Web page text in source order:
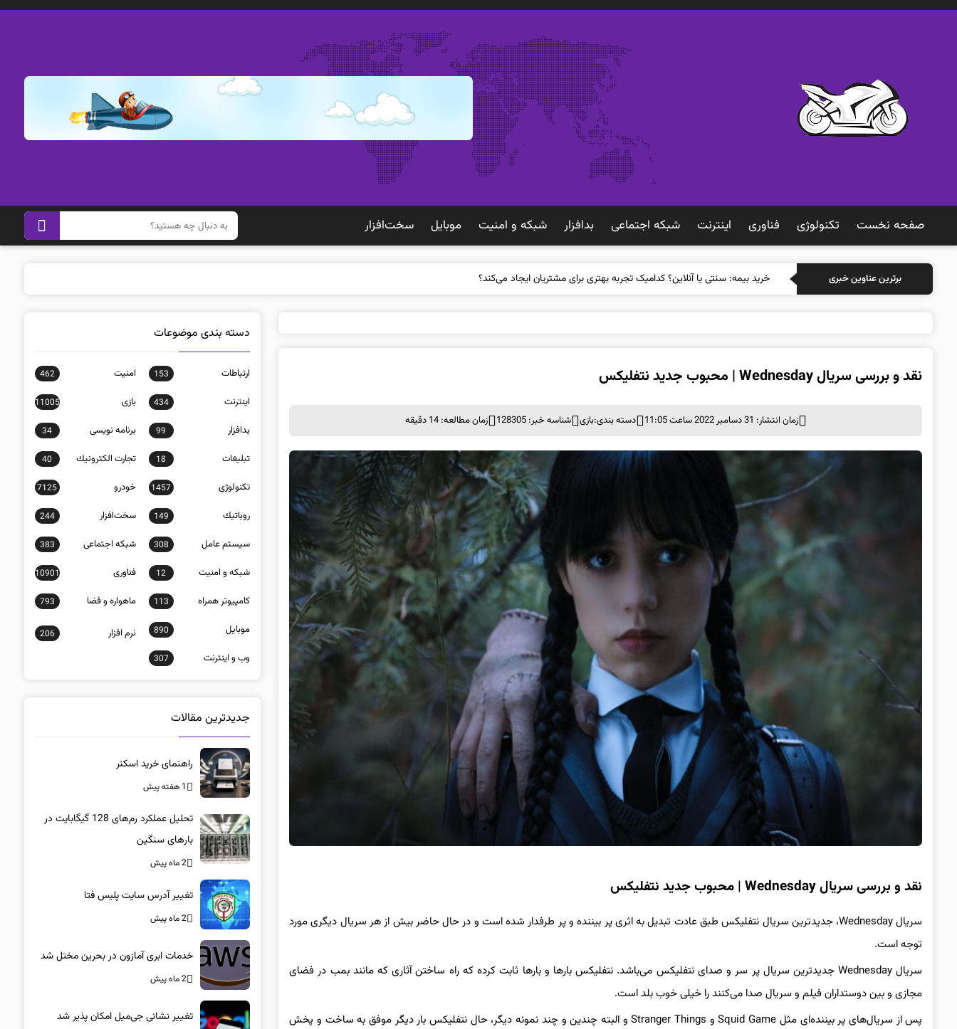
صفحه نخست تکنولوژی فناوری اينترنت شبكه اجتماعی بدافزار شبكه و امنيت موبايل سخت‌افزار
برترین عناوین خبری خرید بیمه: سنتی
نقد و بررسی سریال Wednesday | محبوب جدید نتفلیکس
زمان انتشار: 31 دسامبر 2022 ساعت 11:05 دسته بندی:بازی شناسه خبر: 128305 زمان مطالعه: 14 دقیقه
نقد و بررسی سریال Wednesday | محبوب جدید نتفلیکس
سریال Wednesday، جدیدترین سریال نتفلیکس طبق عادت تبدیل به اثری پر بیننده و پر طرفدار شده است و در حال حاضر بیش از هر سریال دیگری مورد
توجه است.
سریال Wednesday جدیدترین سریال پر سر و صدای نتفلیکس می‌باشد‌. نتفلیکس بارها و بارها ثابت کرده که راه ساختن آثاری که مانند بمب در فضای
مجازی و بین دوستداران فیلم و سریال صدا می‌کنند را خیلی خوب بلد است.
پس از سریال‌های پر بیننده‌ای مثل Squid Game و Stranger Things و البته چندین و چند نمونه دیگر، حال نتفلیکس بار دیگر موفق به ساخت و پخش
دسته بندی موضوعات
ارتباطات 153 امنيت 462
اينترنت 434 بازی 11005
بدافزار 99 برنامه نويسی 34
تبلیغات 18 تجارت الكترونيك 40
تکنولوژی 1457 خودرو 7125
روباتيك 149 سخت‌افزار 244
سيستم عامل 308 شبكه اجتماعی 383
شبكه و امنيت 12 فناوری 10901
كامپيوتر همراه 113 ماهواره و فضا 793
موبايل 890 نرم افزار 206
وب و اينترنت 307
جدیدترین مقالات
راهنمای خرید اسکنر
1 هفته پیش
تحلیل عملکرد رم‌های 128 گیگابایت در
بارهای سنگین
2 ماه پیش
تغییر آدرس سایت پلیس فتا
2 ماه پیش
خدمات ابری آمازون در بحرین مختل شد
2 ماه پیش
تغییر نشانی جی‌میل امکان پذیر شد